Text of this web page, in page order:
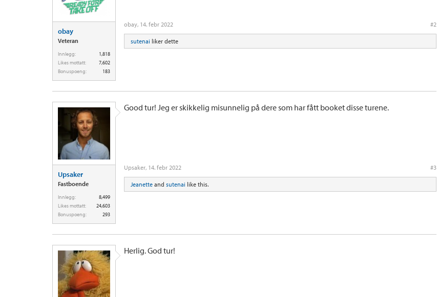
obay
Veteran
Innlegg:
1,818
Likes mottatt:
7,602
Bonuspoeng:
183
obay, 14. febr 2022 #2
sutenai liker dette
Upsaker
Fastboende
Innlegg:
8,499
Likes mottatt:
24,603
Bonuspoeng:
293
Good tur! Jeg er skikkelig misunnelig på dere som har fått booket disse turene.
Upsaker, 14. febr 2022 #3
Jeanette and sutenai like this.
Herlig. God tur!